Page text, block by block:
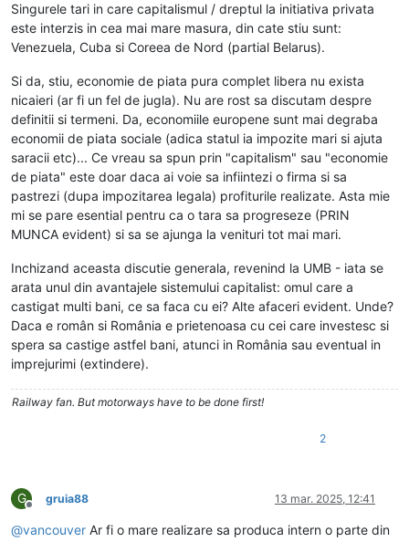
Singurele tari in care capitalismul / dreptul la initiativa privata
este interzis in cea mai mare masura, din cate stiu sunt:
Venezuela, Cuba si Coreea de Nord (partial Belarus).
Si da, stiu, economie de piata pura complet libera nu exista
nicaieri (ar fi un fel de jugla). Nu are rost sa discutam despre
definitii si termeni. Da, economiile europene sunt mai degraba
economii de piata sociale (adica statul ia impozite mari si ajuta
saracii etc)... Ce vreau sa spun prin "capitalism" sau "economie
de piata" este doar daca ai voie sa infiintezi o firma si sa
pastrezi (dupa impozitarea legala) profiturile realizate. Asta mie
mi se pare esential pentru ca o tara sa progreseze (PRIN
MUNCA evident) si sa se ajunga la venituri tot mai mari.
Inchizand aceasta discutie generala, revenind la UMB - iata se
arata unul din avantajele sistemului capitalist: omul care a
castigat multi bani, ce sa faca cu ei? Alte afaceri evident. Unde?
Daca e român si România e prietenoasa cu cei care investesc si
spera sa castige astfel bani, atunci in România sau eventual in
imprejurimi (extindere).
Railway fan. But motorways have to be done first!
2
G
Deconectat
gruia88 13 mar. 2025, 12:41
@vancouver Ar fi o mare realizare sa produca intern o parte din